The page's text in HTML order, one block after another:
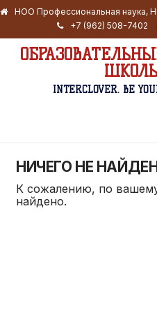
НОО Профессиональная наука,
+7 (962) 508-7402
INTERCLOVER. BE
НИЧЕГО НЕ
К сожалению, по
найдено.